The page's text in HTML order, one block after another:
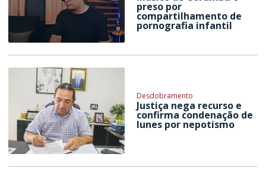
preso por
compartilhamento de
pornografia infantil
Desdobramento
Justiça nega recurso e
confirma condenação de
Iunes por nepotismo